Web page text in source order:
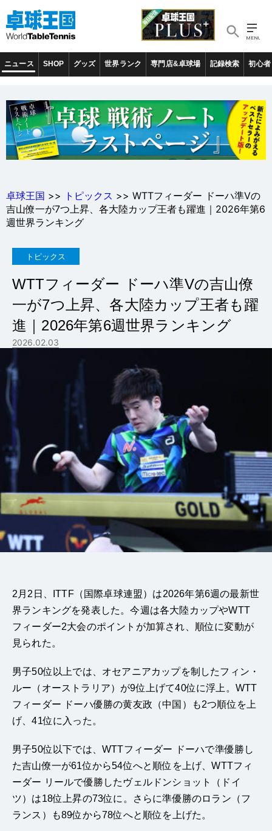
ニュース SHOP グッズ 世界ランク 専門店&卓球場 記録検索 初心者
卓球王国 >> トピックス >> WTTフィーダー ドーハ準Vの
吉山僚一が7つ上昇、各大陸カップ王者も躍進｜2026年第6
週世界ランキング
トピックス
WTTフィーダー ドーハ準Vの吉山僚
一が7つ上昇、各大陸カップ王者も躍
進｜2026年第6週世界ランキング
2026.02.03
2月2日、ITTF（国際卓球連盟）は2026年第6週の最新世
界ランキングを発表した。今週は各大陸カップやWTT
フィーダー2大会のポイントが加算され、順位に変動が
見られた。
男子50位以上では、オセアニアカップを制したフィン・
ルー（オーストラリア）が9位上げて40位に浮上。WTT
フィーダー ドーハ優勝の黄友政（中国）も2つ順位を上
げ、41位に入った。
男子50位以下では、WTTフィーダー ドーハで準優勝し
た吉山僚一が61位から54位へと順位を上げ、WTTフィ
ーダー リールで優勝したヴェルドンショット（ドイ
ツ）は18位上昇の73位に。さらに準優勝のロラン（フ
ランス）も89位から78位へと順位を上げた。